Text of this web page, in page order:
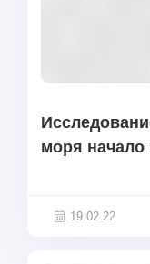
моря начало
19.02.22